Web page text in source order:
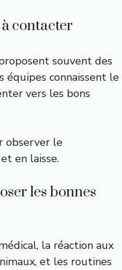
contacter
souvent des
équipes connaissent le
vers les bons
observer le
en laisse.
les bonnes
la réaction aux
et les routines